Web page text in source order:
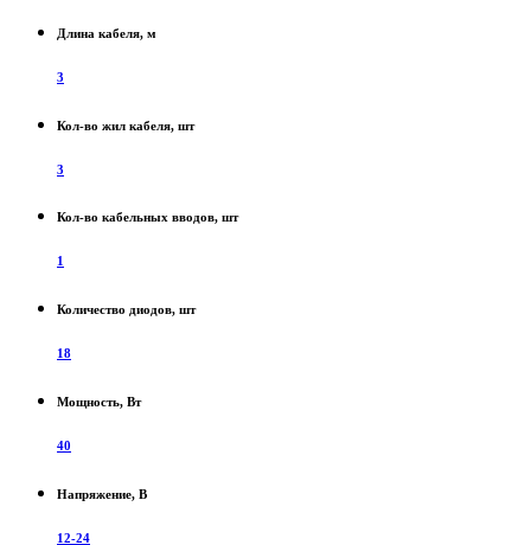
Длина кабеля, м
3
Кол-во жил кабеля, шт
3
Кол-во кабельных вводов, шт
1
Количество диодов, шт
18
Мощность, Вт
40
Напряжение, В
12-24